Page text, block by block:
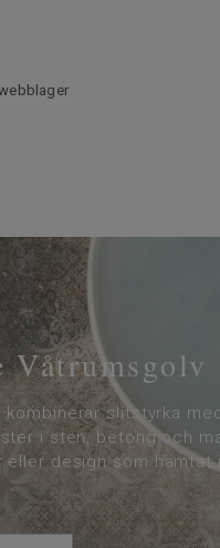
Våtrumsgolv
kombinerar slitstyrka
i sten, betong och
eller design som hämtat